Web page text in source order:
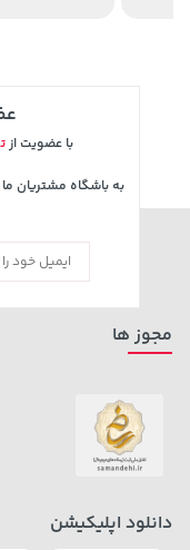
27,580,000 تومان
با عضویت از
به باشگاه مشتریان
مجوز ها
دانلود اپلیکیشن